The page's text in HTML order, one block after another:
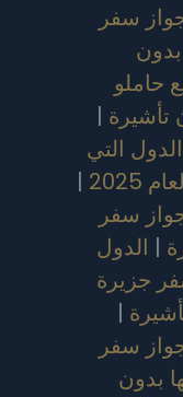
سفر
بدون
حاملو
تأشيرة |
التي
|
سفر
| الدول
جزيرة
|
سفر
بدون